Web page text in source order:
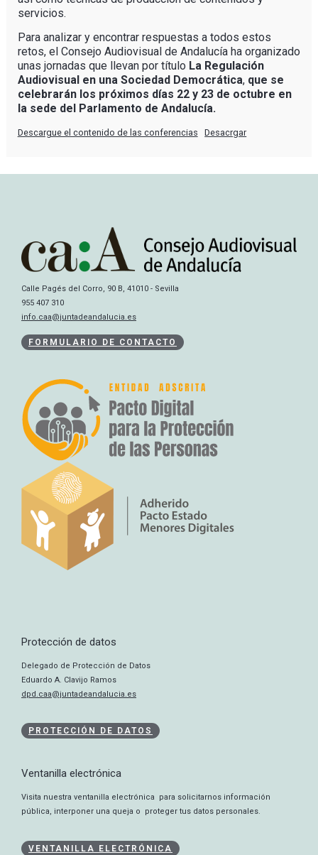
servicios.
Para analizar y encontrar respuestas a todos estos
retos, el Consejo Audiovisual de Andalucía ha organizado
unas jornadas que llevan por título La Regulación
Audiovisual en una Sociedad Democrática,que se
celebrarán los próximos días 22 y 23 de octubre en
la sede del Parlamento de Andalucía.
Descargue el contenido de las conferencias Desacrgar
Calle Pagés del Corro, 90 B, 41010 - Sevilla
955 407 310
info.caa@juntadeandalucia.es
FORMULARIO DE CONTACTO
Protección de datos
Delegado de Protección de Datos
Eduardo A. Clavijo Ramos
dpd.caa@juntadeandalucia.es
PROTECCIÓN DE DATOS
Ventanilla electrónica
Visita nuestra ventanilla electrónica para solicitarnos información
pública, interponer una queja o proteger tus datos personales.
VENTANILLA ELECTRÓNICA